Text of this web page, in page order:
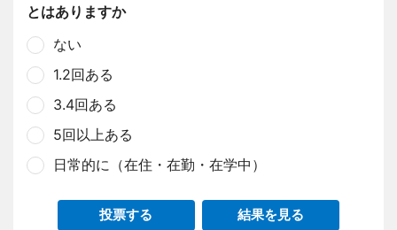
とはありますか
ない
1.2回ある
3.4回ある
5回以上ある
日常的に（在住・在勤・在学中）
投票する 結果を見る